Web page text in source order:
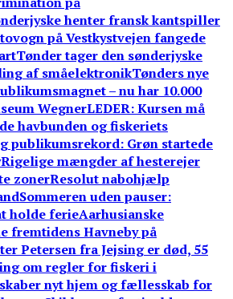
henter fransk kantspiller
på Vestkystvejen fangede
Tønder tager den sønderjyske
af småelektronikTønders nye
– nu har 10.000
WegnerLEDER: Kursen må
havbunden og fiskeriets
publikumsrekord: Grøn startede
Rigelige mængder af hesterejer
zonerResolut nabohjælp
Sommeren uden pauser:
holde ferieAarhusianske
fremtidens Havneby på
Petersen fra Jejsing er død, 55
om regler for fiskeri i
skaber nyt hjem og fællesskab for